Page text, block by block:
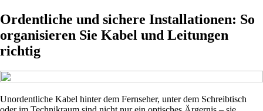
Ordentliche und sichere Installationen: So
organisieren Sie Kabel und Leitungen
richtig
Unordentliche Kabel hinter dem Fernseher, unter dem Schreibtisch